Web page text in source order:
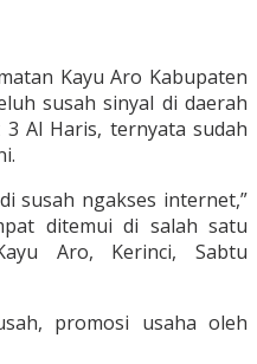
Kayu Aro Kabupaten
susah sinyal di daerah
Al Haris, ternyata sudah
susah ngakses internet,”
ditemui di salah satu
Aro, Kerinci, Sabtu
promosi usaha oleh